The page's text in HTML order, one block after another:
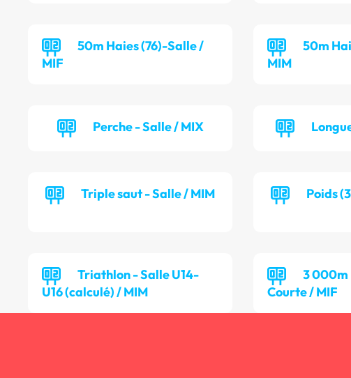
50m Haies (76)-Salle /
MIF
50m
MIM
Perche - Salle / MIX
Triple saut - Salle / MIM Poids
Triathlon - Salle U14-
U16 (calculé) / MIM
3 000m
Courte / MIF